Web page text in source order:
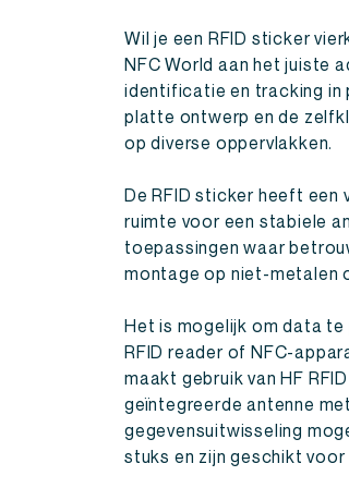
Wil je een RFID sticker
NFC World aan het juiste
identificatie en tracking in
platte ontwerp en de
op diverse oppervlakken.
De RFID sticker heeft een
ruimte voor een stabiele
toepassingen waar
montage op niet-metalen
Het is mogelijk om data te
RFID reader of NFC-
maakt gebruik van HF
geïntegreerde antenne
gegevensuitwisseling
stuks en zijn geschikt